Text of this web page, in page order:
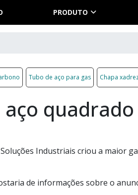
PRODUTO
Tubo de aço para gas Chapa
quadrado
Industriais criou a maior
de informações sobre o